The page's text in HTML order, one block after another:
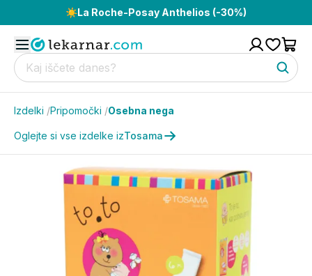
☀️La Roche-Posay Anthelios (-30%)
Izdelki /Pripomočki /Osebna nega
Oglejte si vse izdelke izTosama